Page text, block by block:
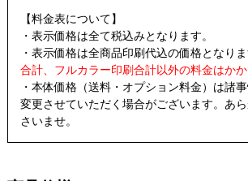
【料金表について】
・表示価格は全て税込みとなります。
・表示価格は全商品印刷代込の価格となりま
合計、フルカラー印刷合計以外の料金はかか
・本体価格（送料・オプション料金）は諸
変更させていただく場合がございます。あ
さいませ。